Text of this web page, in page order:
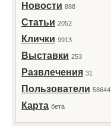
Новости 888
Статьи 2052
Клички 9913
Выставки 253
Развлечения 31
Пользователи 58644
Карта бета